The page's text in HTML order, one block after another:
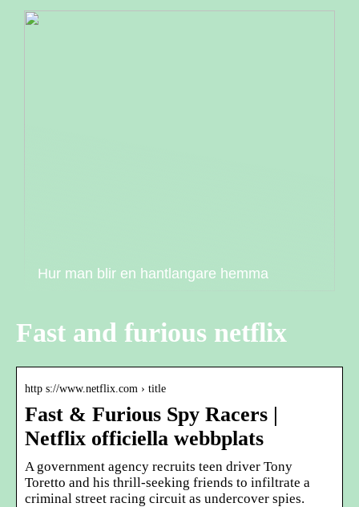
Hur man blir en hantlangare hemma
Fast and furious netflix
http s://www.netflix.com › title
Fast & Furious Spy Racers |
Netflix officiella webbplats
A government agency recruits teen driver Tony
Toretto and his thrill-seeking friends to infiltrate a
criminal street racing circuit as undercover spies.